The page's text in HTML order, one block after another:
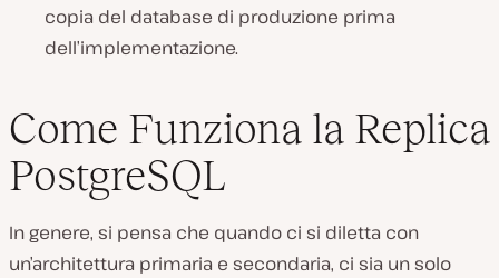
copia del database di produzione prima
dell’implementazione.
Come Funziona la Replica
PostgreSQL
In genere, si pensa che quando ci si diletta con
un’architettura primaria e secondaria, ci sia un solo